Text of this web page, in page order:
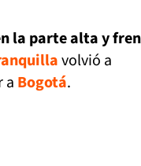
la parte alta y
volvió a
a Bogotá.